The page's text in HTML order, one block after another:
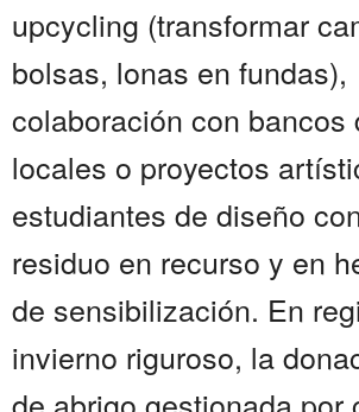
upcycling (transformar
bolsas, lonas en fundas),
colaboración con bancos
locales o proyectos
estudiantes de diseño
residuo en recurso y en
de sensibilización. En
invierno riguroso, la